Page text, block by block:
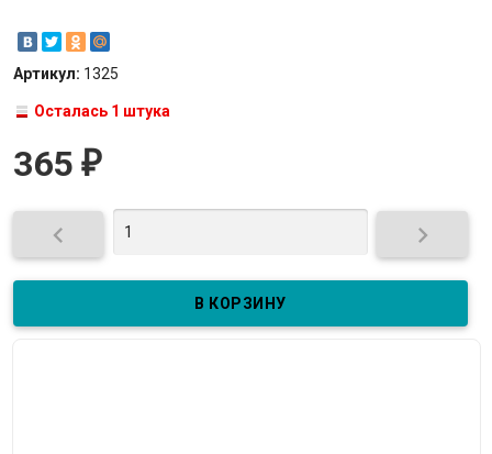
Артикул: 1325
Осталась 1 штука
365 ₽
 